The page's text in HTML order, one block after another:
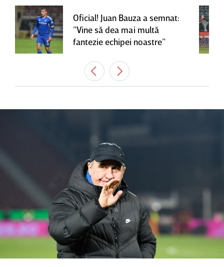
Oficial! Juan Bauza a semnat:
”Vine să dea mai multă
fantezie echipei noastre”